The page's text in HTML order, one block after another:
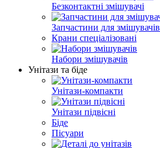
Безконтактні змішувачі
Запчастини для змішувачів
Крани спеціалізовані
Набори змішувачів
Унітази та біде
Унітази-компакти
Унітази підвісні
Біде
Пісуари